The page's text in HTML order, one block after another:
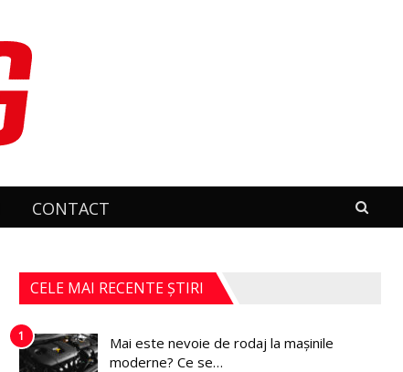
CONTACT
CELE MAI RECENTE ȘTIRI
1
Mai este nevoie de rodaj la mașinile
moderne? Ce se…